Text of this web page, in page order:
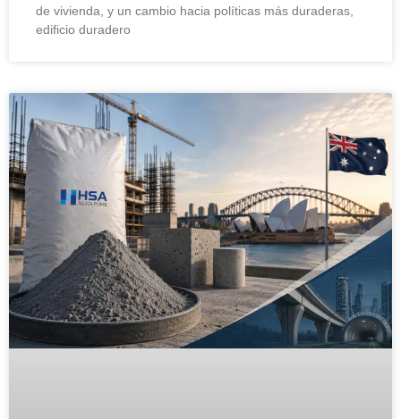
de vivienda, y un cambio hacia políticas más duraderas,
edificio duradero